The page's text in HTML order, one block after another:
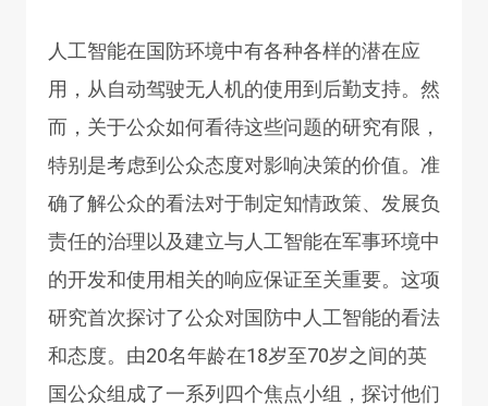
人工智能在国防环境中有各种各样的潜在应
用，从自动驾驶无人机的使用到后勤支持。然
而，关于公众如何看待这些问题的研究有限，
特别是考虑到公众态度对影响决策的价值。准
确了解公众的看法对于制定知情政策、发展负
责任的治理以及建立与人工智能在军事环境中
的开发和使用相关的响应保证至关重要。这项
研究首次探讨了公众对国防中人工智能的看法
和态度。由20名年龄在18岁至70岁之间的英
国公众组成了一系列四个焦点小组，探讨他们